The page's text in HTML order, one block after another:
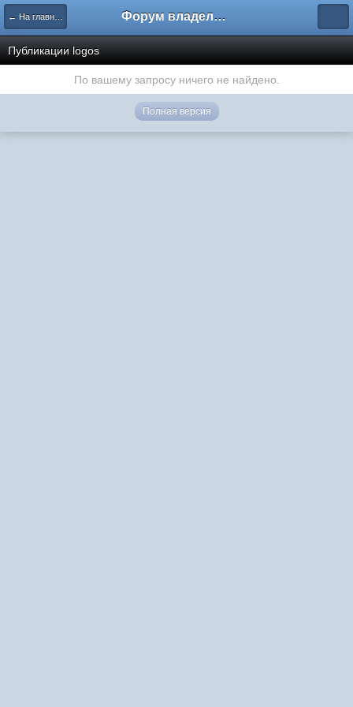
← На главную Форум владельцев интернет-магазинов
Публикации logos
По вашему запросу ничего не найдено.
Полная версия